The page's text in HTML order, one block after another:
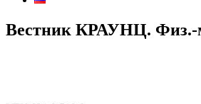
Вестник КРАУНЦ. Физ.-